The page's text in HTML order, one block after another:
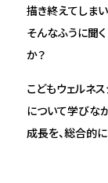
描き終えてしまい
そんなふうに聞く
か？
こどもウェルネス
について学びなが
成長を、総合的
チーム